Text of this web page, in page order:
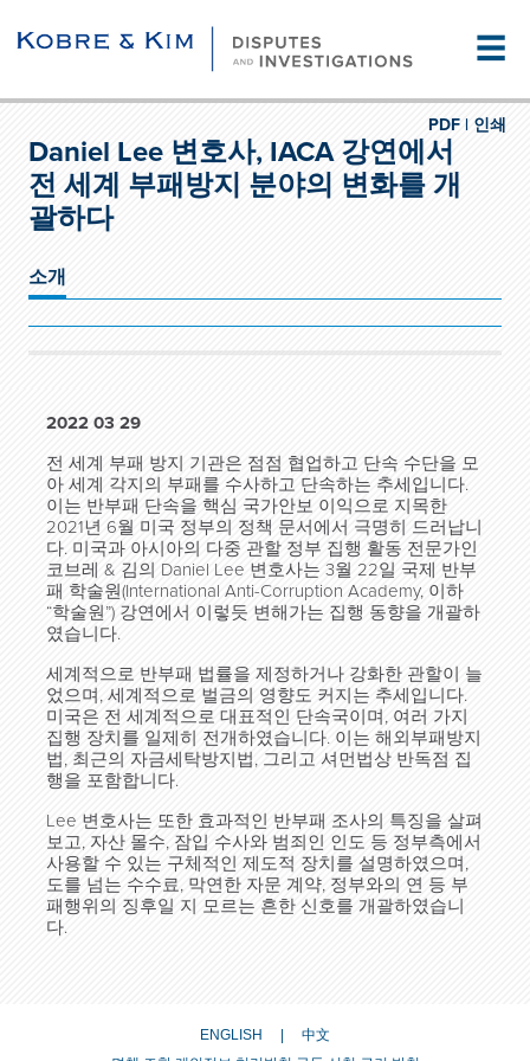
☰
인쇄
PDF |
Daniel Lee 변호사, IACA 강연에서
전 세계 부패방지 분야의 변화를 개
괄하다
소개
2022 03 29
전 세계 부패 방지 기관은 점점 협업하고 단속 수단을 모
아 세계 각지의 부패를 수사하고 단속하는 추세입니다.
이는 반부패 단속을 핵심 국가안보 이익으로 지목한
2021년 6월 미국 정부의 정책 문서에서 극명히 드러납니
다. 미국과 아시아의 다중 관할 정부 집행 활동 전문가인
코브레 & 김의 Daniel Lee 변호사는 3월 22일 국제 반부
패 학술원(International Anti-Corruption Academy, 이하
“학술원”) 강연에서 이렇듯 변해가는 집행 동향을 개괄하
였습니다.
세계적으로 반부패 법률을 제정하거나 강화한 관할이 늘
었으며, 세계적으로 벌금의 영향도 커지는 추세입니다.
미국은 전 세계적으로 대표적인 단속국이며, 여러 가지
집행 장치를 일제히 전개하였습니다. 이는 해외부패방지
법, 최근의 자금세탁방지법, 그리고 셔먼법상 반독점 집
행을 포함합니다.
Lee 변호사는 또한 효과적인 반부패 조사의 특징을 살펴
보고, 자산 몰수, 잠입 수사와 범죄인 인도 등 정부측에서
사용할 수 있는 구체적인 제도적 장치를 설명하였으며,
도를 넘는 수수료, 막연한 자문 계약, 정부와의 연 등 부
패행위의 징후일 지 모르는 흔한 신호를 개괄하였습니
다.
ENGLISH
中文